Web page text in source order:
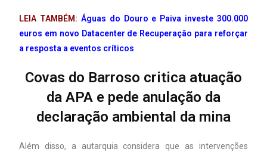
LEIA TAMBÉM: Águas do Douro e Paiva investe 300.000
euros em novo Datacenter de Recuperação para reforçar
a resposta a eventos críticos
Covas do Barroso critica atuação
da APA e pede anulação da
declaração ambiental da mina
Além disso, a autarquia considera que as intervenções